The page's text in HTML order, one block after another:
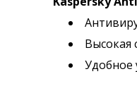
Высокая
Удобное